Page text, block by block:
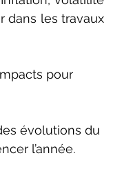
dans les travaux
pour
évolutions du
l’année.